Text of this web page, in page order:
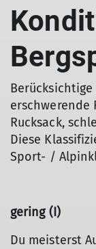
erschwerende
Rucksack,
Diese
Sport- /
gering (I)
Du meisterst